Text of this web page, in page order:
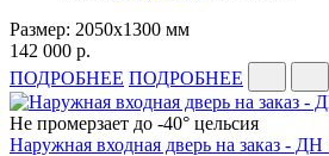
Размер: 2050х1300 мм
142 000 р.
ПОДРОБНЕЕ ПОДРОБНЕЕ
Не промерзает до -40° цельсия
Наружная входная дверь на заказ - ДН